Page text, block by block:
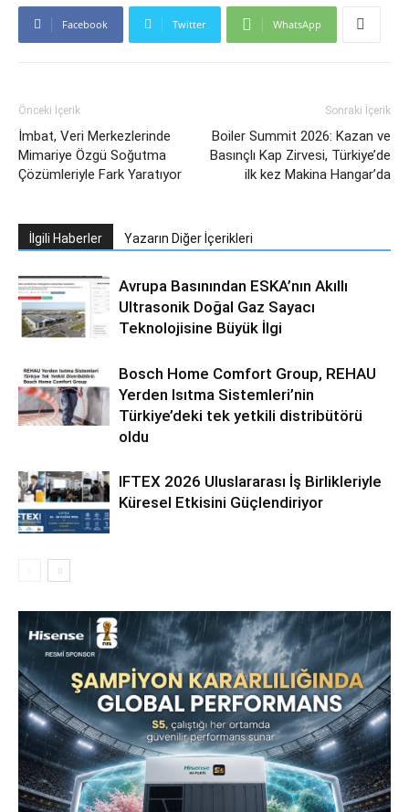
Facebook Twitter WhatsApp
Önceki İçerik
İmbat, Veri Merkezlerinde
Mimariye Özgü Soğutma
Çözümleriyle Fark Yaratıyor
Sonraki İçerik
Boiler Summit 2026: Kazan ve
Basınçlı Kap Zirvesi, Türkiye’de
ilk kez Makina Hangar’da
İlgili Haberler Yazarın Diğer İçerikleri
Avrupa Basınından ESKA’nın Akıllı
Ultrasonik Doğal Gaz Sayacı
Teknolojisine Büyük İlgi
Bosch Home Comfort Group, REHAU
Yerden Isıtma Sistemleri’nin
Türkiye’deki tek yetkili distribütörü
oldu
IFTEX 2026 Uluslararası İş Birlikleriyle
Küresel Etkisini Güçlendiriyor